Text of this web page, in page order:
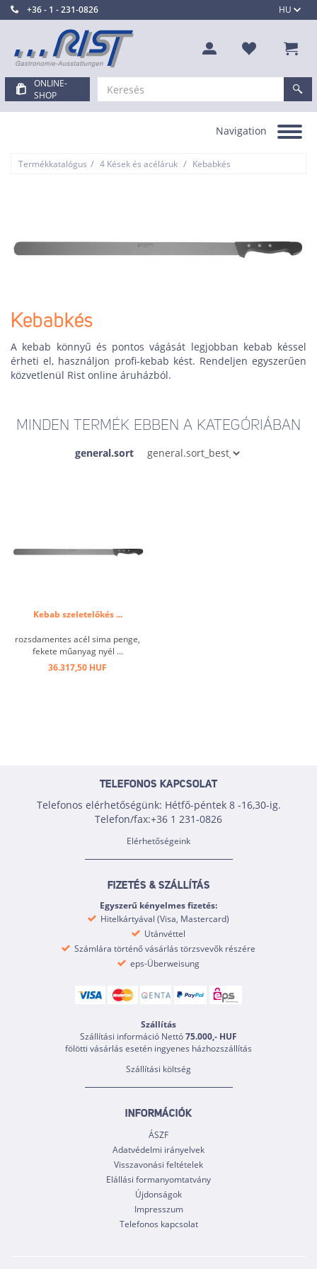
HU
+36 - 1 - 231-0826
ONLINE-
SHOP
Toggle
Navigation
Termékkatalógus / 4 Kések és acéláruk / Kebabkés
Kebabkés
A kebab könnyű és pontos vágását legjobban kebab késsel
érheti el, használjon profi-kebab kést. Rendeljen egyszerűen
közvetlenül Rist online áruházból.
MINDEN TERMÉK EBBEN A KATEGÓRIÁBAN
general.sort
Kebab szeletelőkés ...
rozsdamentes acél sima penge,
fekete műanyag nyél ...
36.317,50 HUF
TELEFONOS KAPCSOLAT
Telefonos elérhetőségünk: Hétfő-péntek 8 -16,30-ig.
Telefon/fax:+36 1 231-0826
Elérhetőségeink
FIZETÉS & SZÁLLÍTÁS
Egyszerű kényelmes fizetés:
Hitelkártyával (Visa, Mastercard)
Utánvéttel
Számlára történő vásárlás törzsvevők részére
eps-Überweisung
Szállítás
Szállítási információ Nettó75.000,- HUF
fölötti vásárlás esetén ingyenes házhozszállítás
Szállítási költség
INFORMÁCIÓK
ÁSZF
Adatvédelmi irányelvek
Visszavonási feltételek
Elállási formanyomtatvány
Újdonságok
Impresszum
Telefonos kapcsolat